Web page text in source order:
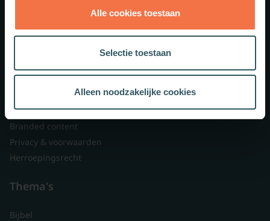
Alle cookies toestaan
Selectie toestaan
Alleen noodzakelijke cookies
Nieuwsbrieven
Veelgestelde vragen
Contact
Branded content
Privacy & voorwaarden
Herroepingsrecht
Thema's
Bijbel